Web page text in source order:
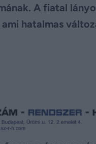
A fiatal
hatalmas